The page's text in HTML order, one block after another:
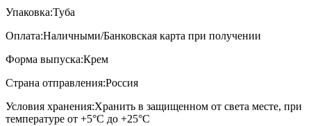
Упаковка:Туба
Оплата:Наличными/Банковская карта при получении
Форма выпуска:Крем
Страна отправления:Россия
Условия хранения:Хранить в защищенном от света месте, при
температуре от +5°С до +25°С